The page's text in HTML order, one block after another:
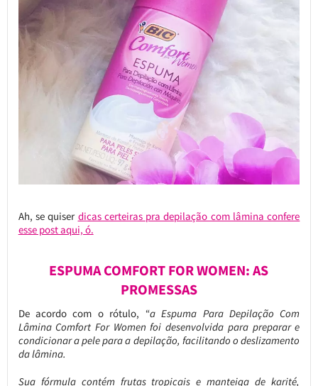
Ah, se quiser dicas certeiras pra depilação com lâmina confere
esse post aqui, ó.
ESPUMA COMFORT FOR WOMEN: AS
PROMESSAS
De acordo com o rótulo, “a Espuma Para Depilação Com
Lâmina Comfort For Women foi desenvolvida para preparar e
condicionar a pele para a depilação, facilitando o deslizamento
da lâmina.
Sua fórmula contém frutas tropicais e manteiga de karité,